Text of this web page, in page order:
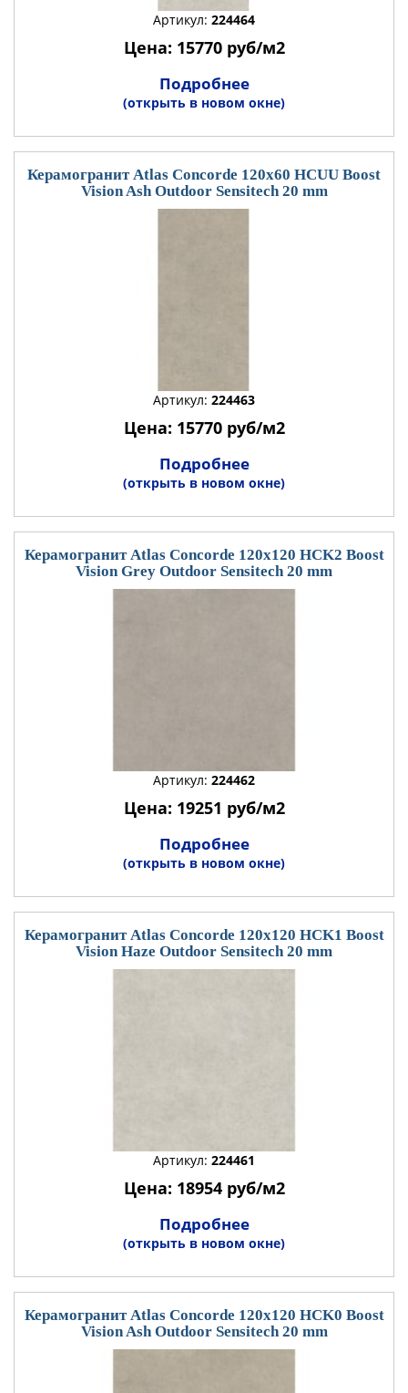
Артикул: 224464
Цена: 15770 руб/м2
Подробнее
(открыть в новом окне)
Керамогранит Atlas Concorde 120x60 HCUU Boost
Vision Ash Outdoor Sensitech 20 mm
Артикул: 224463
Цена: 15770 руб/м2
Подробнее
(открыть в новом окне)
Керамогранит Atlas Concorde 120x120 HCK2 Boost
Vision Grey Outdoor Sensitech 20 mm
Артикул: 224462
Цена: 19251 руб/м2
Подробнее
(открыть в новом окне)
Керамогранит Atlas Concorde 120x120 HCK1 Boost
Vision Haze Outdoor Sensitech 20 mm
Артикул: 224461
Цена: 18954 руб/м2
Подробнее
(открыть в новом окне)
Керамогранит Atlas Concorde 120x120 HCK0 Boost
Vision Ash Outdoor Sensitech 20 mm